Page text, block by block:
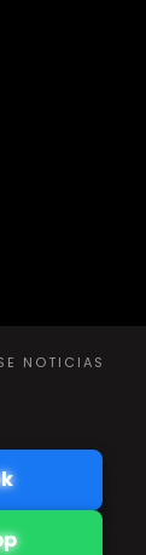
NOTICIAS